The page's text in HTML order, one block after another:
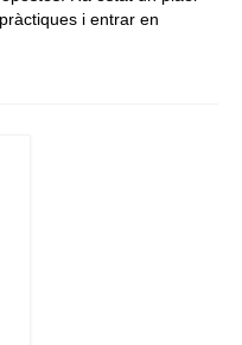
i entrar en